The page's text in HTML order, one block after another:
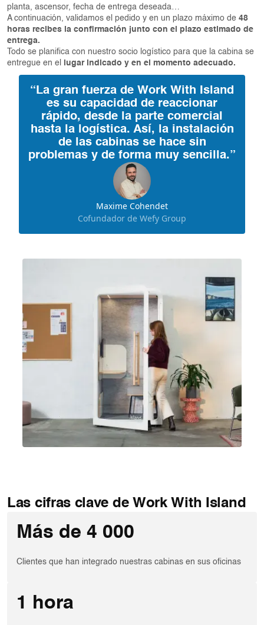
planta, ascensor, fecha de entrega deseada…
A continuación, validamos el pedido y en un plazo máximo de 48
horas recibes la confirmación junto con el plazo estimado de
entrega.
Todo se planifica con nuestro socio logístico para que la cabina se
entregue en el
lugar indicado y en el momento adecuado.
“La gran fuerza de Work With Island
es su capacidad de reaccionar
rápido, desde la parte comercial
hasta la logística. Así, la instalación
de las cabinas se hace sin
problemas y de forma muy sencilla.”
Maxime Cohendet
Cofundador de Wefy Group
Las cifras clave de Work With Island
Más de 4 000
Clientes que han integrado nuestras cabinas en sus oficinas
1 hora